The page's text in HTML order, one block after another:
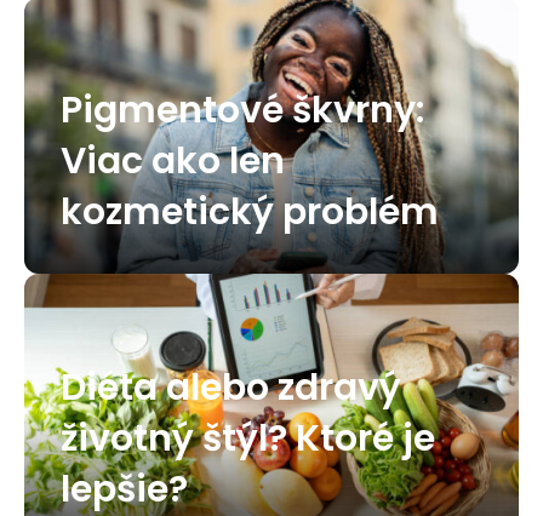
Pigmentové škvrny:
Viac ako len
kozmetický problém
Diéta alebo zdravý
životný štýl? Ktoré je
lepšie?